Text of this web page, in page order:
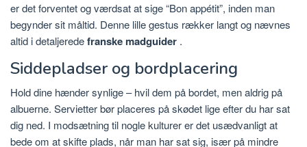
er det forventet og værdsat at sige “Bon appétit”, inden man
begynder sit måltid. Denne lille gestus rækker langt og nævnes
altid i detaljeredefranske madguider .
Siddepladser og bordplacering
Hold dine hænder synlige – hvil dem på bordet, men aldrig på
albuerne. Servietter bør placeres på skødet lige efter du har sat
dig ned. I modsætning til nogle kulturer er det usædvanligt at
bede om at skifte plads, når man har sat sig, især på mindre